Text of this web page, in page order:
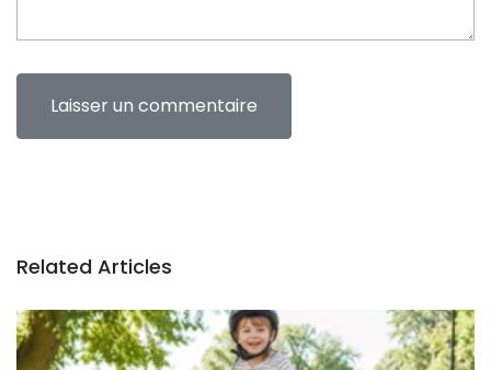
Related Articles